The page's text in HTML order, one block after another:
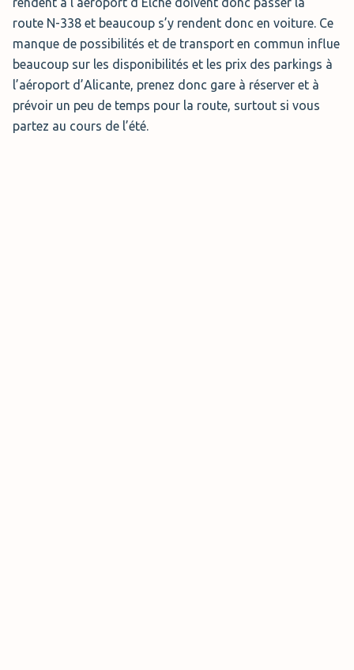
route N-338 et beaucoup s’y rendent donc en voiture. Ce
manque de possibilités et de transport en commun influe
beaucoup sur les disponibilités et les prix des parkings à
l’aéroport d’Alicante, prenez donc gare à réserver et à
prévoir un peu de temps pour la route, surtout si vous
partez au cours de l’été.